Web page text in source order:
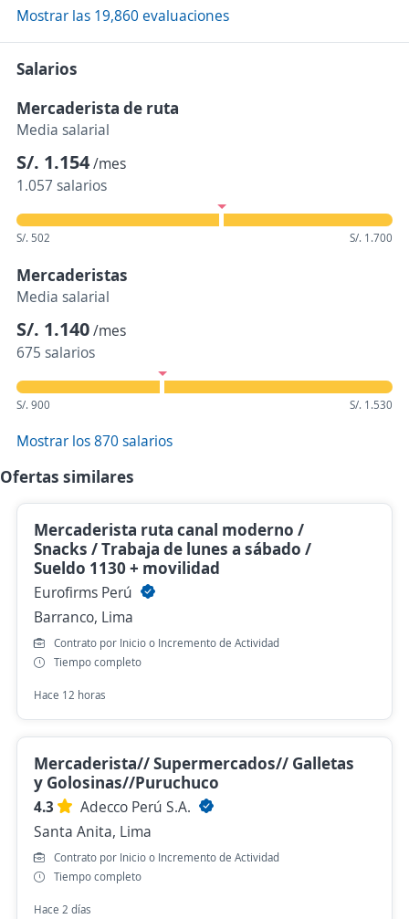
Mostrar las 19,860 evaluaciones
Salarios
Mercaderista de ruta
Media salarial
S/. 1.154/mes
1.057 salarios
S/. 502 S/. 1.700
Mercaderistas
Media salarial
S/. 1.140/mes
675 salarios
S/. 900 S/. 1.530
Mostrar los 870 salarios
Ofertas similares
Mercaderista ruta canal moderno /
Snacks / Trabaja de lunes a sábado /
Sueldo 1130 + movilidad
Eurofirms Perú
Barranco, Lima
Contrato por Inicio o Incremento de Actividad
Tiempo completo
Hace 12 horas
Mercaderista// Supermercados// Galletas
y Golosinas//Puruchuco
4.3
Adecco Perú S.A.
Santa Anita, Lima
Contrato por Inicio o Incremento de Actividad
Tiempo completo
Hace 2 días